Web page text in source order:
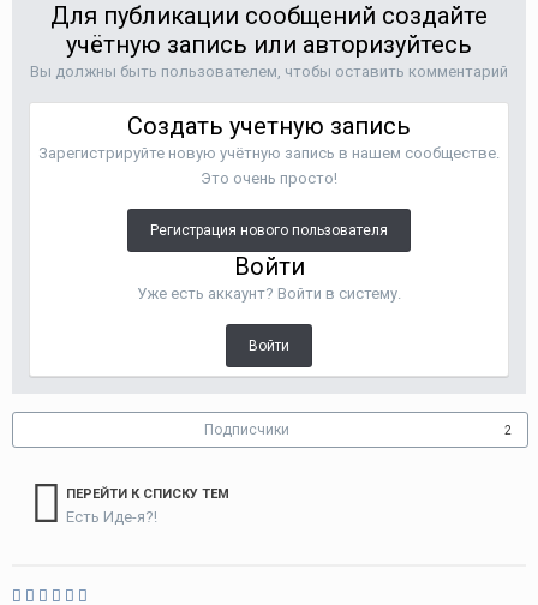
Для публикации сообщений создайте
учётную запись или авторизуйтесь
Вы должны быть пользователем, чтобы оставить комментарий
Создать учетную запись
Зарегистрируйте новую учётную запись в нашем сообществе.
Это очень просто!
Регистрация нового пользователя
Войти
Уже есть аккаунт? Войти в систему.
Войти
Подписчики 2
ПЕРЕЙТИ К СПИСКУ ТЕМ
Есть Иде-я?!